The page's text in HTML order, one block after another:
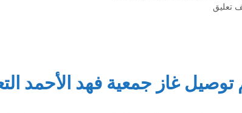
تعليق
غاز جمعية فهد الأحمد